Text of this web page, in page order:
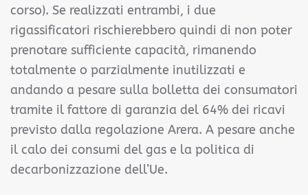
corso). Se realizzati entrambi, i due
rigassificatori rischierebbero quindi di non poter
prenotare sufficiente capacità, rimanendo
totalmente o parzialmente inutilizzati e
andando a pesare sulla bolletta dei consumatori
tramite il fattore di garanzia del 64% dei ricavi
previsto dalla regolazione Arera. A pesare anche
il calo dei consumi del gas e la politica di
decarbonizzazione dell’Ue.